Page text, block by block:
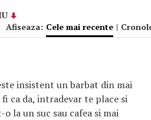
Afiseaza: Cele mai recente |
insistent un barbat din mai
ca da, intradevar te place si
la un suc sau cafea si mai